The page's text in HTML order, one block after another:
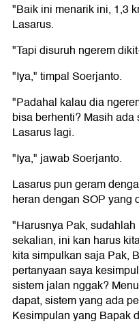
"Baik ini menarik ini, 1,3
Lasarus.
"Tapi disuruh ngerem
"Iya," timpal Soerjanto.
"Padahal kalau dia
bisa berhenti? Masih
Lasarus lagi.
"Iya," jawab Soerjanto.
Lasarus pun geram
heran dengan SOP yang
"Harusnya Pak,
sekalian, ini kan harus
kita simpulkan saja Pak,
pertanyaan saya
sistem jalan nggak?
dapat, sistem yang ada
Kesimpulan yang Bapak